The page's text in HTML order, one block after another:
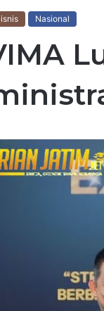
Nasional